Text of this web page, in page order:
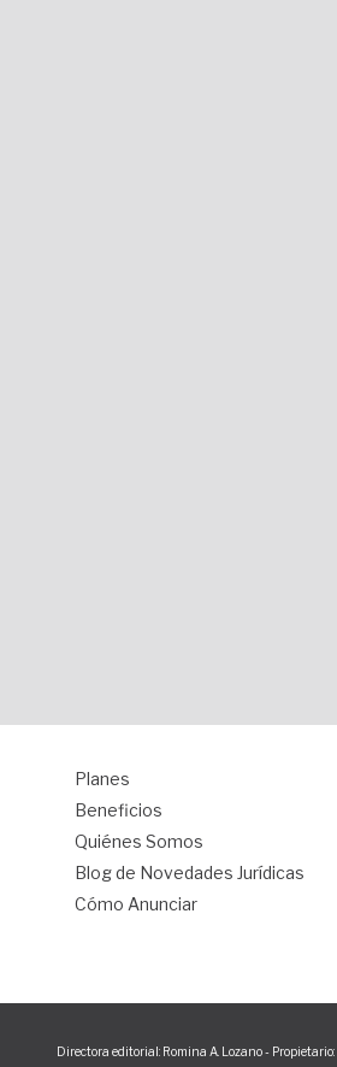
Planes
Beneficios
Quiénes Somos
Blog de Novedades Jurídicas
Cómo Anunciar
Directora editorial: Romina A. Lozano - Propietario: